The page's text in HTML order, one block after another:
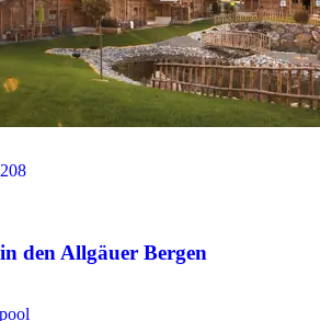
den Allgäuer Bergen